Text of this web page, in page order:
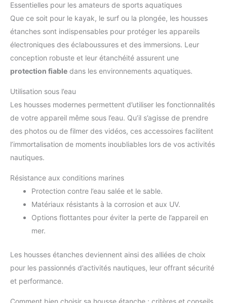
Essentielles pour les amateurs de sports aquatiques
Que ce soit pour le kayak, le surf ou la plongée, les housses
étanches sont indispensables pour protéger les appareils
électroniques des éclaboussures et des immersions. Leur
conception robuste et leur étanchéité assurent une
protection fiable dans les environnements aquatiques.
Utilisation sous l’eau
Les housses modernes permettent d’utiliser les fonctionnalités
de votre appareil même sous l’eau. Qu’il s’agisse de prendre
des photos ou de filmer des vidéos, ces accessoires facilitent
l’immortalisation de moments inoubliables lors de vos activités
nautiques.
Résistance aux conditions marines
Protection contre l’eau salée et le sable.
Matériaux résistants à la corrosion et aux UV.
Options flottantes pour éviter la perte de l’appareil en
mer.
Les housses étanches deviennent ainsi des alliées de choix
pour les passionnés d’activités nautiques, leur offrant sécurité
et performance.